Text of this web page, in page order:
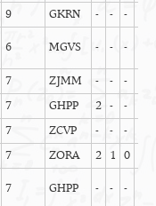
9 GKRN - - -
6 MGVS - - -
7 ZJMM - - -
7 GHPP 2 - -
7 ZCVP - - -
7 ZORA 2 1 0
7 GHPP - - -